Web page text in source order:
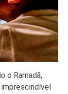
o Ramadã,